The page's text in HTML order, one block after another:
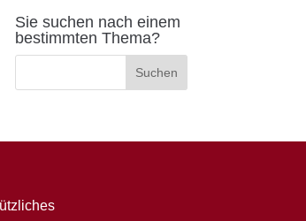
Sie suchen nach einem
bestimmten Thema?